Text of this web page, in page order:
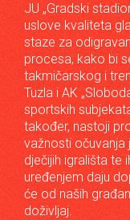
JU „Gradski
uslove kvaliteta
staze za
procesa, kako bi
takmičarskog i
Tuzla i AK
sportskih
također, nastoji
važnosti očuvanja
dječijih igrališta te
uređenjem daju
će od naših
doživljaj.